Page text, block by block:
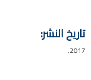
تاريخ النشر:
2017.